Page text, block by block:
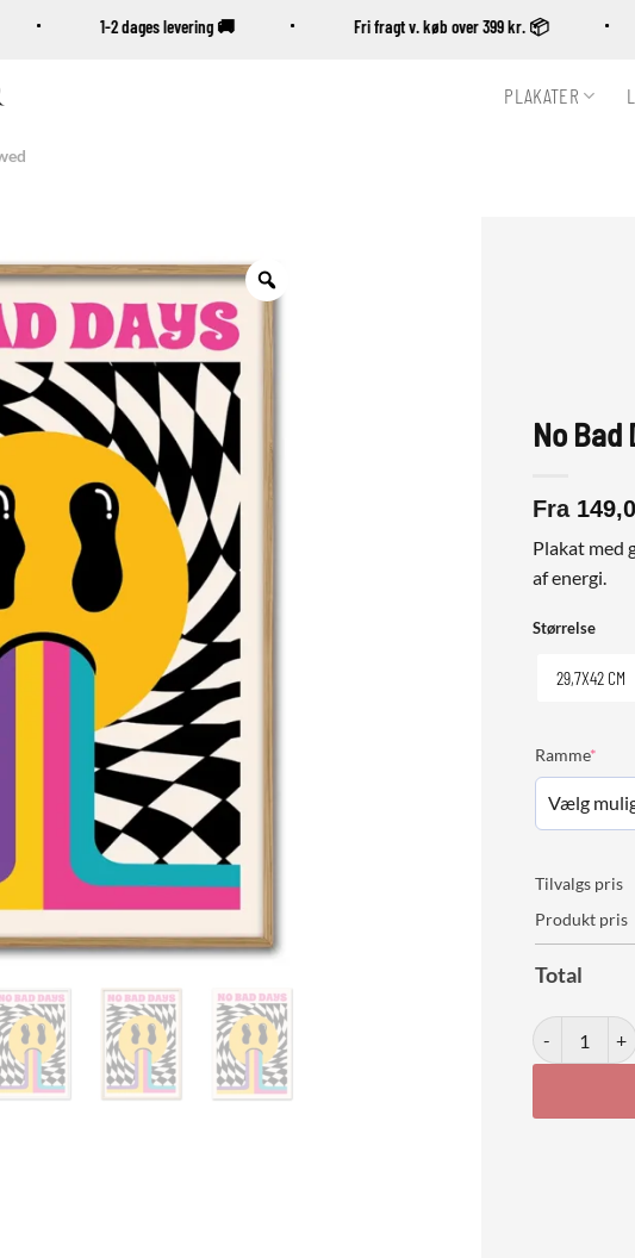
1-2 dages levering 🚚 Fri fragt v. køb over 399 kr. 📦
PLAKATER
No Bad
Fra
Plakat med
af energi.
Størrelse
29,7X42 CM
Ramme*
Tilvalgs pris
Produkt pris
Total
No Bad Days